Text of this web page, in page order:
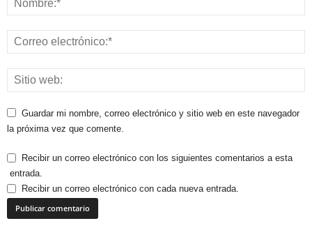
Guardar mi nombre, correo electrónico y sitio web en este navegador
la próxima vez que comente.
Recibir un correo electrónico con los siguientes comentarios a esta
entrada.
Recibir un correo electrónico con cada nueva entrada.